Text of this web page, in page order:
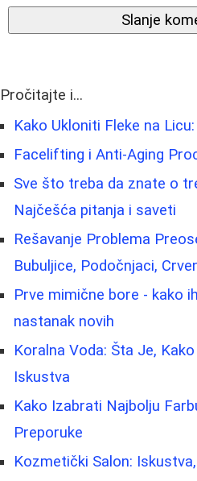
Slanje
Pročitajte i...
Kako Ukloniti Fleke na
Facelifting i Anti-Aging
Sve što treba da znate o
Najčešća pitanja i saveti
Rešavanje Problema
Bubuljice, Podočnjaci,
Prve mimične bore - kako
nastanak novih
Koralna Voda: Šta Je,
Iskustva
Kako Izabrati Najbolju
Preporuke
Kozmetički Salon: